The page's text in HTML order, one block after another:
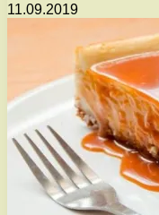
11.09.2019